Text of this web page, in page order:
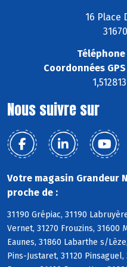
16 Place
Téléphone
Coordonnées
Nous suivre sur
Votre magasin Grandeur
proche de :
31190 Grépiac, 31190
Vernet, 31270 Frouzins, 31600
Eaunes, 31860 Labarthe s/
Pins-Justaret, 31120